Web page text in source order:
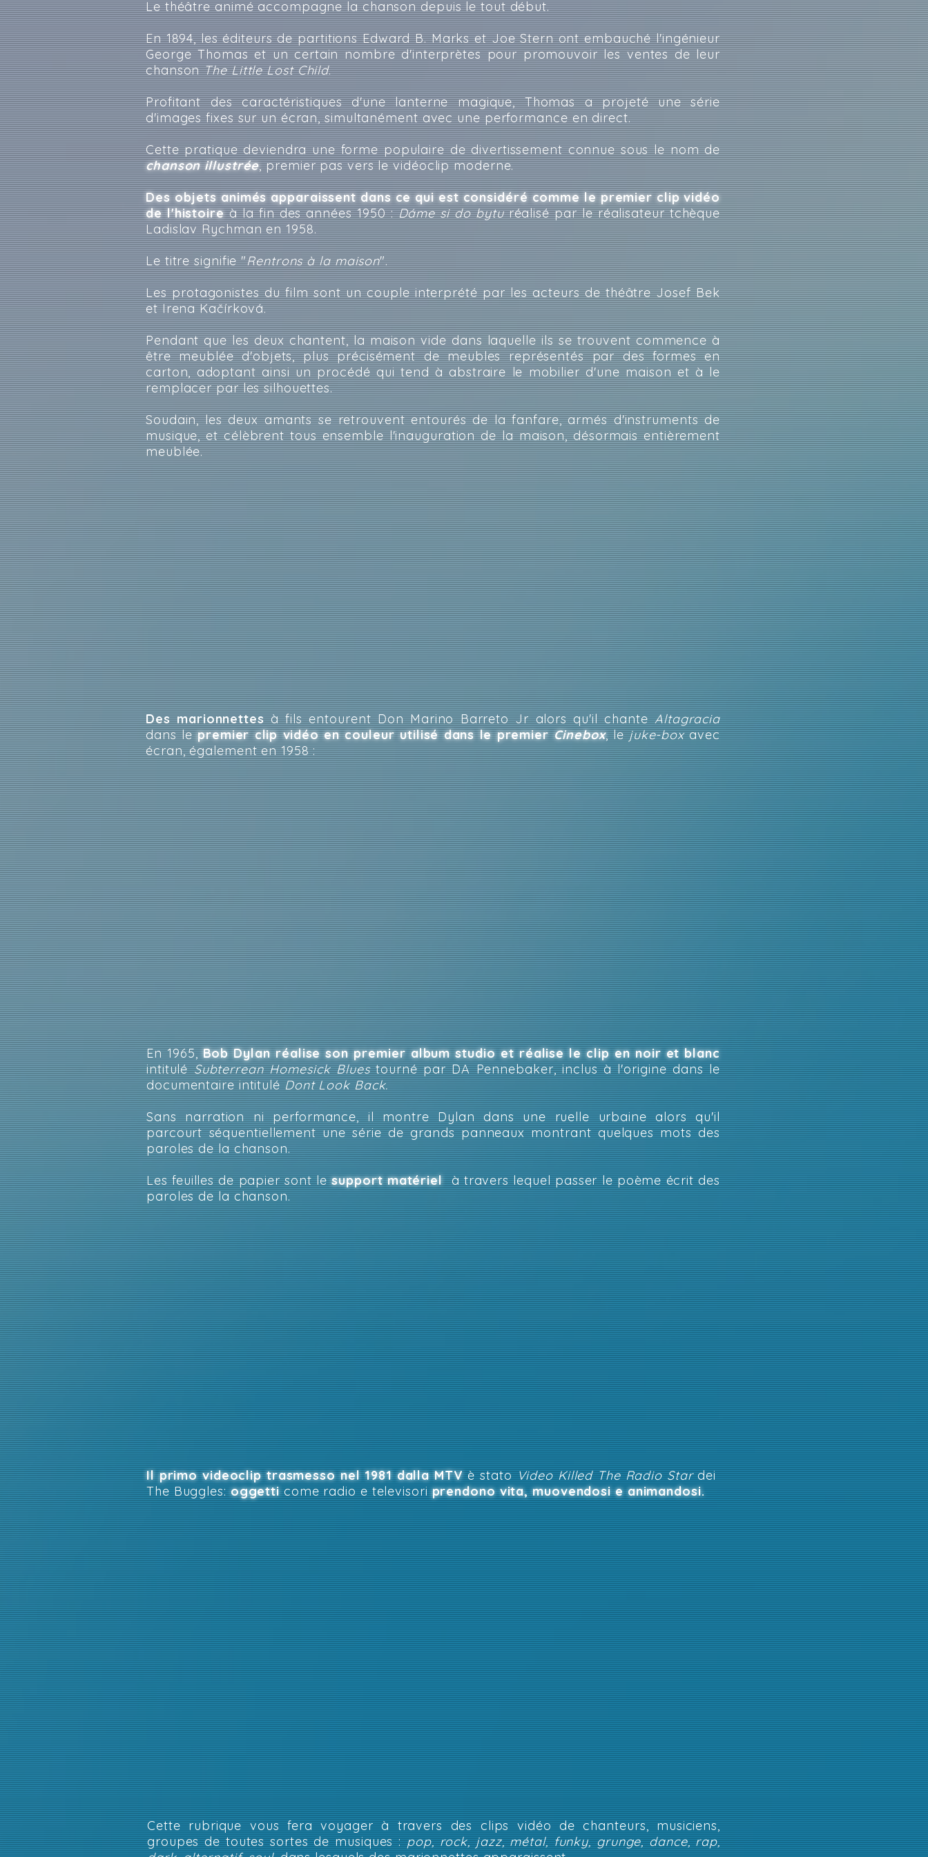
Des marionnettesà fils entourent Don Marino Barreto Jr alors qu'il chanteAltagracia
dans lepremier clip vidéo en couleur utilisé dans le premierCinebox, lejuke-boxavec
écran, également en 1958 :
En 1965,Bob Dylan réalise son premier album studio et réalise le clip en noir et blanc
intituléSubterrean Homesick Bluestourné par DA Pennebaker, inclus à l'origine dans le
documentaire intituléDont Look Back.
Sans narration ni performance, il montre Dylan dans une ruelle urbaine alors qu'il
parcourt séquentiellement une série de grands panneaux montrant quelques mots des
paroles de la chanson.
Les feuilles de papier sont lesupport matérielà travers lequel passer le poème écrit des
paroles de la chanson.
Cette rubrique vous fera voyager à travers des clips vidéo de chanteurs, musiciens,
groupes de toutes sortes de musiques :pop, rock, jazz, métal, funky, grunge, dance, rap,
Le théâtre animé accompagne la chanson depuis le tout début.
En 1894, les éditeurs de partitions Edward B. Marks et Joe Stern ont embauché l'ingénieur
George Thomas et un certain nombre d'interprètes pour promouvoir les ventes de leur
chansonThe Little Lost Child.
Profitant des caractéristiques d'une lanterne magique, Thomas a projeté une série
d'images fixes sur un écran, simultanément avec une performance en direct.
Cette pratique deviendra une forme populaire de divertissement connue sous le nom de
chanson illustrée, premier pas vers le vidéoclip moderne.
Des objets animés apparaissent dans ce qui est considéré comme le premier clip vidéo
de l'histoireà la fin des années 1950 :Dáme si do byturéalisé par le réalisateur tchèque
Ladislav Rychman en 1958.
Le titre signifie "Rentrons à la maison".
Les protagonistes du film sont un couple interprété par les acteurs de théâtre Josef Bek
et Irena Kačírková.
Pendant que les deux chantent, la maison vide dans laquelle ils se trouvent commence à
être meublée d'objets, plus précisément de meubles représentés par des formes en
carton, adoptant ainsi un procédé qui tend à abstraire le mobilier d'une maison et à le
remplacer par les silhouettes.
Soudain, les deux amants se retrouvent entourés de la fanfare, armés d'instruments de
musique, et célèbrent tous ensemble l'inauguration de la maison, désormais entièrement
meublée.
Il primo videoclip trasmesso nel 1981 dalla MTVè statoVideo Killed The Radio Stardei
The Buggles:oggetticome radio e televisoriprendono vita, muovendosi e animandosi.